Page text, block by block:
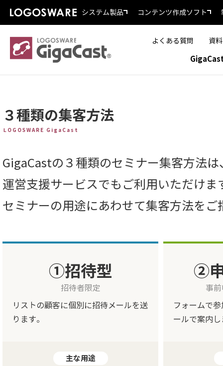
システム製品 コンテンツ作成ソフト
よくある質問 資
３種類の集客方法
LOGOSWARE GigaCast
GigaCastの３種類のセミナー集客方法は
運営支援サービスでもご利用いただけま
セミナーの用途にあわせて集客方法をご
①招待型
招待者限定
リストの顧客に個別に招待メールを送
ります。
主な用途
②
事
フォームで
ールで案内